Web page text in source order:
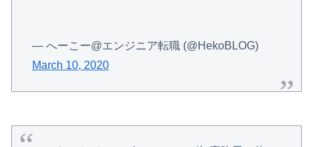
— へーこー@エンジニア転職 (@HekoBLOG)
March 10, 2020